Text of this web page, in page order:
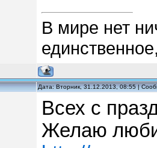
В мире нет
Дата: Вторник, 31.12.2013, 08:55 |
Всех с
Желаю